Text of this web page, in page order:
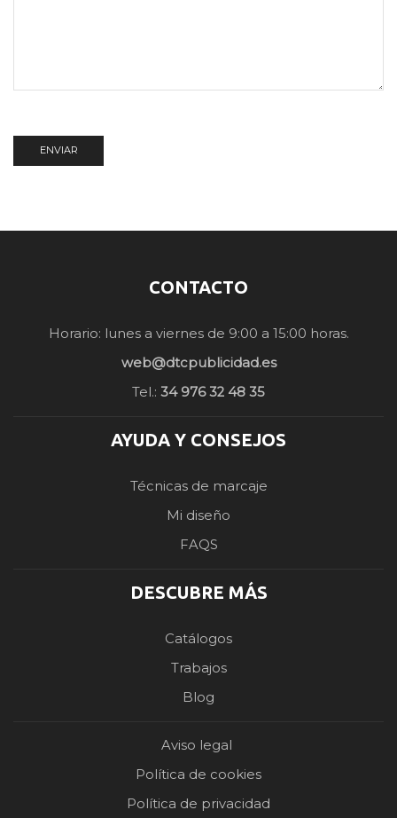
CONTACTO
Horario: lunes a viernes de 9:00 a 15:00 horas.
web@dtcpublicidad.es
Tel.: 34 976 32 48 35
AYUDA Y CONSEJOS
Técnicas de marcaje
Mi diseño
FAQS
DESCUBRE MÁS
Catálogos
Trabajos
Blog
Aviso legal
Política de cookies
Política de privacidad